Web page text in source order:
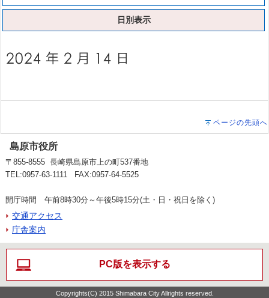
日別表示
ページの先頭へ
島原市役所
〒855-8555 長崎県島原市上の町537番地
TEL:0957-63-1111 FAX:0957-64-5525
開庁時間 午前8時30分～午後5時15分(土・日・祝日を除く)
交通アクセス
庁舎案内
PC版を表示する
Copyrights(C) 2015 Shimabara City Allrights reserved.